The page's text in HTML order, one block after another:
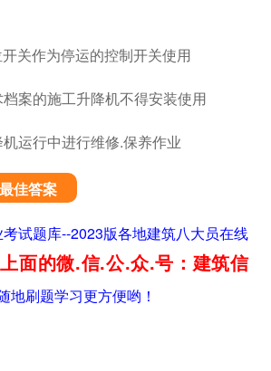
关作为停运的控制开关使用
案的施工升降机不得安装使用
运行中进行维修.保养作业
佳答案
试题库--2023版各地建筑八大员在线
面的微.信.公.众.号：建筑信
地刷题学习更方便哟！